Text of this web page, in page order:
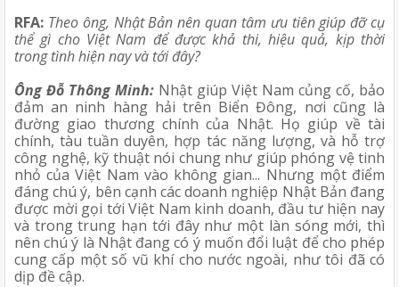
RFA: Theo ông, Nhật Bản nên quan tâm ưu tiên giúp đỡ cụ
thể gì cho Việt Nam để được khả thi, hiệu quả, kịp thời
trong tình hiện nay và tới đây?
Ông Đỗ Thông Minh: Nhật giúp Việt Nam củng cố, bảo
đảm an ninh hàng hải trên Biển Đông, nơi cũng là
đường giao thương chính của Nhật. Họ giúp về tài
chính, tàu tuần duyên, hợp tác năng lượng, và hỗ trợ
công nghệ, kỹ thuật nói chung như giúp phóng vệ tinh
nhỏ của Việt Nam vào không gian... Nhưng một điểm
đáng chú ý, bên cạnh các doanh nghiệp Nhật Bản đang
được mời gọi tới Việt Nam kinh doanh, đầu tư hiện nay
và trong trung hạn tới đây như một làn sóng mới, thì
nên chú ý là Nhật đang có ý muốn đổi luật để cho phép
cung cấp một số vũ khí cho nước ngoài, như tôi đã có
dịp đề cập.